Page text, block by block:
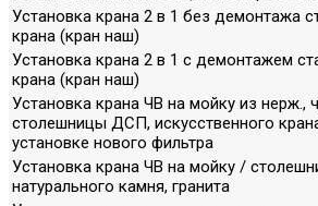
Установка крана 2 в 1 без демонтажа
крана (кран наш)
Установка крана 2 в 1 с демонтажем
крана (кран наш)
Установка крана ЧВ на мойку из нерж.,
столешницы ДСП, искусственного
установке нового фильтра
Установка крана ЧВ на мойку /
натурального камня, гранита